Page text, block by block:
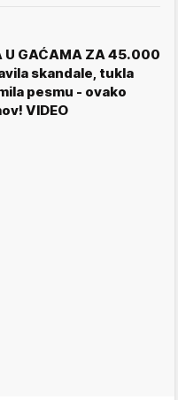
U GAĆAMA ZA 45.000
skandale, tukla
pesmu - ovako
VIDEO